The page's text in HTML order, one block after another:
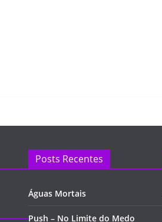
Posts Recentes
Águas Mortais
Push – No Limite do Medo